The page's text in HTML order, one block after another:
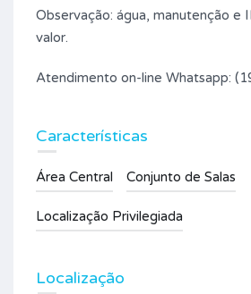
Observação: água, manutenção e
valor.
Atendimento on-line Whatsapp:
Características
Área Central Conjunto de Salas
Localização Privilegiada
Localização